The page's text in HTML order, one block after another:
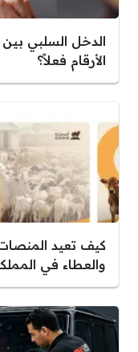
الدخل السلبي بين
الأرقام فعلاً؟
كيف تعيد
والعطاء في